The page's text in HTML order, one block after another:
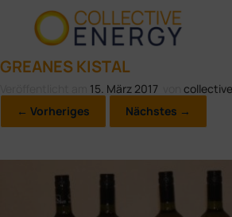
GREANES KISTAL
15. März 2017
← Vorheriges
Nächstes →